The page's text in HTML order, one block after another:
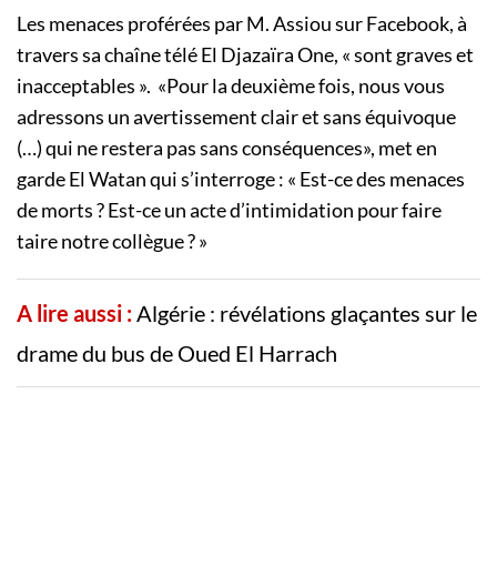
Les menaces proférées par M. Assiou sur Facebook, à
travers sa chaîne télé El Djazaïra One, « sont graves et
inacceptables ». «Pour la deuxième fois, nous vous
adressons un avertissement clair et sans équivoque
(…) qui ne restera pas sans conséquences», met en
garde El Watan qui s’interroge : « Est-ce des menaces
de morts ? Est-ce un acte d’intimidation pour faire
taire notre collègue ? »
A lire aussi :Algérie : révélations glaçantes sur le
drame du bus de Oued El Harrach